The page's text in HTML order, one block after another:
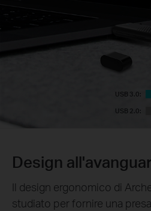
USB 3.0:
USB 2.0:
Design
Il design ergonomico di
studiato per fornire una